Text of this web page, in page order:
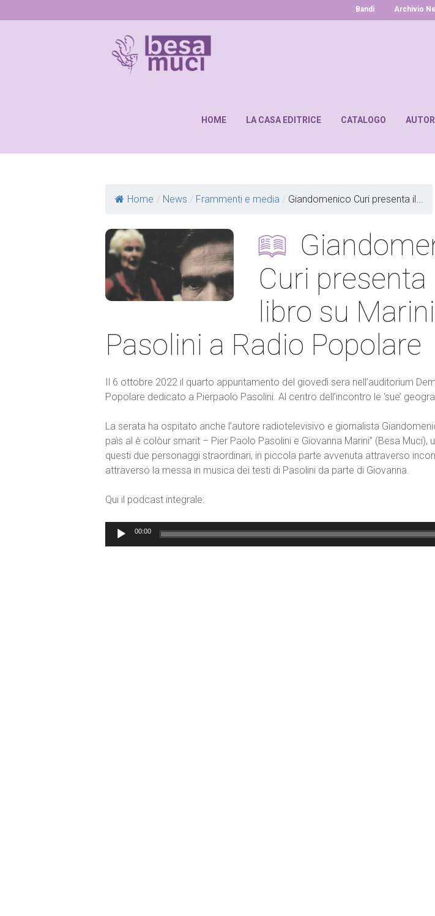
Bandi Archivio
HOME LA CASA EDITRICE CATALOGO AUTORI
Home / News / Frammenti e media / Giandomenico Curi presenta il...
Curi presenta
libro su
Pasolini a Radio Popolare
Il 6 ottobre 2022 il quarto appuntamento del giovedì sera nell’auditorium
Popolare dedicato a Pierpaolo Pasolini. Al centro dell’incontro le ‘sue’
La serata ha ospitato anche l’autore radiotelevisivo e giornalista
paìs al è colòur smarit – Pier Paolo Pasolini e Giovanna Marini” (Besa Muci),
questi due personaggi straordinari, in piccola parte avvenuta attraverso
attraverso la messa in musica dei testi di Pasolini da parte di Giovanna.
Qui il podcast integrale:
00:00